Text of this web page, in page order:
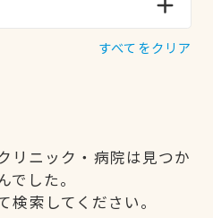
すべてをクリア
リニック・病院は見つか
でした。
検索してください。